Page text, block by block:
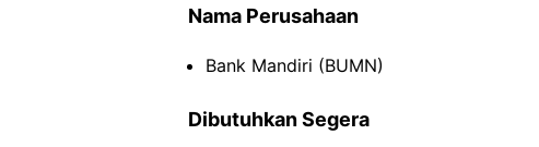
Nama Perusahaan
Bank Mandiri (BUMN)
Dibutuhkan Segera